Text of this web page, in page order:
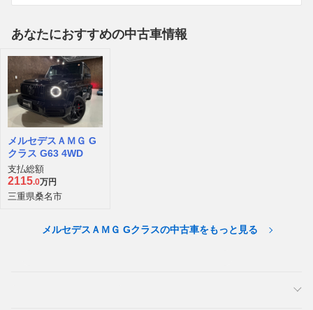
あなたにおすすめの中古車情報
メルセデスＡＭＧ G
クラス G63 4WD
支払総額
2115.0万円
三重県桑名市
メルセデスＡＭＧ Gクラスの中古車をもっと見る